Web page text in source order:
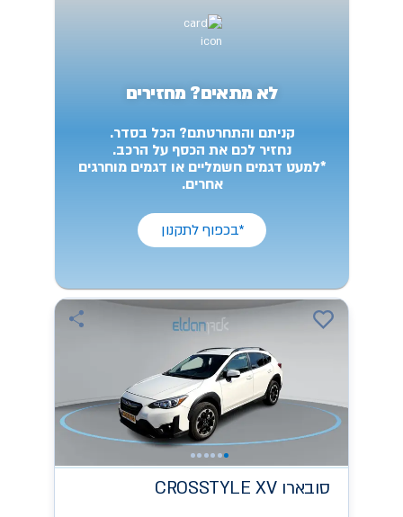
לא מתאים? מחזירים
קניתם והתחרטתם? הכל בסדר.
נחזיר לכם את הכסף על הרכב.
*למעט דגמים חשמליים או דגמים מוחרגים
אחרים.
*בכפוף לתקנון
סובארוCROSSTYLE XV